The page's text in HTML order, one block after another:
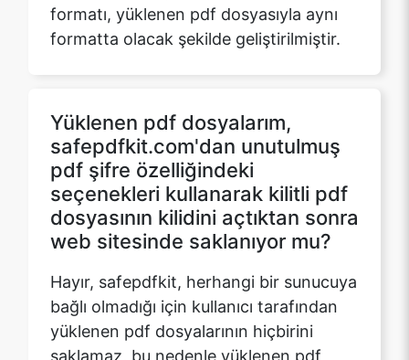
Yüklenen pdf dosyalarım,
seçenekleri kullanarak kilitli pdf
dosyasının kilidini açtıktan sonra
web sitesinde saklanıyor mu?
Hayır, safepdfkit, herhangi bir sunucuya
bağlı olmadığı için kullanıcı tarafından
yüklenen pdf dosyalarının hiçbirini
saklamaz, bu nedenle yüklenen pdf
dosyaları iş bittikten sonra bellekten
silinir.